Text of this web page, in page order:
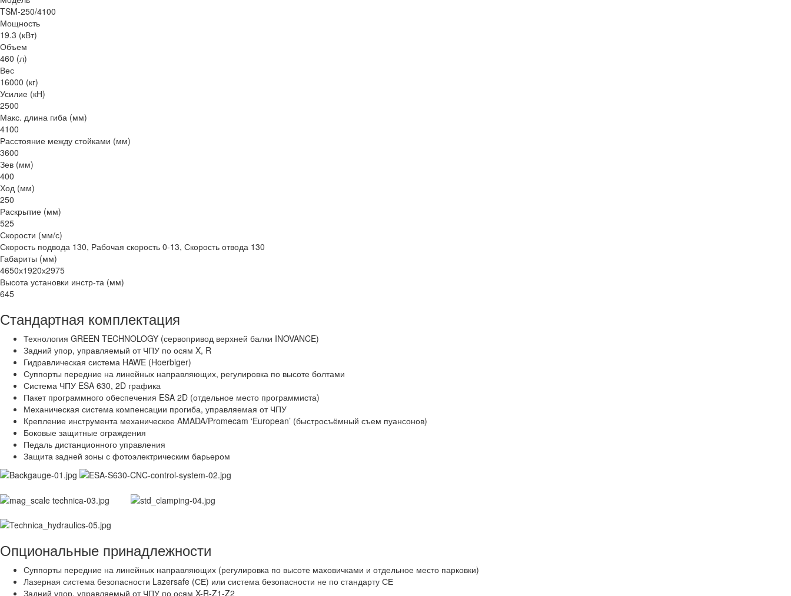
TSM-250/4100
Мощность
19.3 (кВт)
Объем
460 (л)
Вес
16000 (кг)
Усилие (кН)
2500
Макс. длина гиба (мм)
4100
Расстояние между стойками (мм)
3600
Зев (мм)
400
Ход (мм)
250
Раскрытие (мм)
525
Скорости (мм/с)
Скорость подвода 130, Рабочая скорость 0-13, Скорость отвода 130
Габариты (мм)
4650х1920х2975
Высота установки инстр-та (мм)
645
Стандартная комплектация
Технология GREEN TECHNOLOGY (сервопривод верхней балки INOVANCE)
Задний упор, управляемый от ЧПУ по осям X, R
Гидравлическая система HAWE (Hoerbiger)
Суппорты передние на линейных направляющих, регулировка по высоте болтами
Система ЧПУ ESA 630, 2D графика
Пакет программного обеспечения ESA 2D (отдельное место программиста)
Механическая система компенсации прогиба, управляемая от ЧПУ
Крепление инструмента механическое AMADA/Promecam ‘European’ (быстросъёмный съем пуансонов)
Боковые защитные ограждения
Педаль дистанционного управления
Защита задней зоны с фотоэлектрическим барьером
Опциональные принадлежности
Суппорты передние на линейных направляющих (регулировка по высоте маховичками и отдельное место парковки)
Лазерная система безопасности Lazersafe (СЕ) или система безопасности не по стандарту СЕ
Задний упор, управляемый от ЧПУ по осям X-R-Z1-Z2